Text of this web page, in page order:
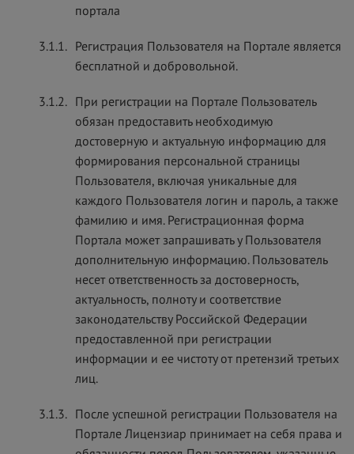
портала
3.1.1. Регистрация Пользователя на Портале является
бесплатной и добровольной.
3.1.2. При регистрации на Портале Пользователь
обязан предоставить необходимую
достоверную и актуальную информацию для
формирования персональной страницы
Пользователя, включая уникальные для
каждого Пользователя логин и пароль, а также
фамилию и имя. Регистрационная форма
Портала может запрашивать у Пользователя
дополнительную информацию. Пользователь
несет ответственность за достоверность,
актуальность, полноту и соответствие
законодательству Российской Федерации
предоставленной при регистрации
информации и ее чистоту от претензий третьих
лиц.
3.1.3. После успешной регистрации Пользователя на
Портале Лицензиар принимает на себя права и